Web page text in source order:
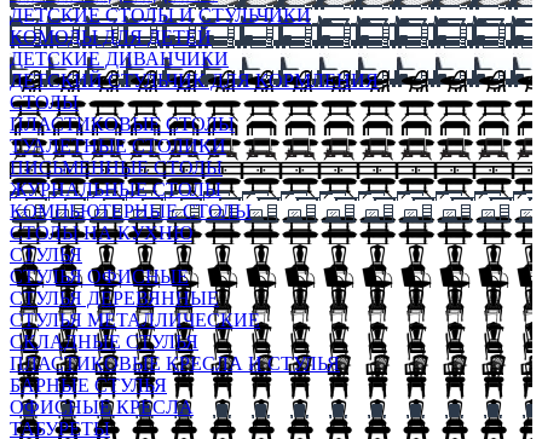
ДЕТСКИЕ СТОЛЫ И СТУЛЬЧИКИ
КОМОДЫ ДЛЯ ДЕТЕЙ
ДЕТСКИЕ ДИВАНЧИКИ
ДЕТСКИЙ СТУЛЬЧИК ДЛЯ КОРМЛЕНИЯ
СТОЛЫ
ПЛАСТИКОВЫЕ СТОЛЫ
ТУАЛЕТНЫЕ СТОЛИКИ
ПИСЬМЕННЫЕ СТОЛЫ
ЖУРНАЛЬНЫЕ СТОЛЫ
КОМПЬЮТЕРНЫЕ СТОЛЫ
СТОЛЫ НА КУХНЮ
СТУЛЬЯ
СТУЛЬЯ ОФИСНЫЕ
СТУЛЬЯ ДЕРЕВЯННЫЕ
СТУЛЬЯ МЕТАЛЛИЧЕСКИЕ
СКЛАДНЫЕ СТУЛЬЯ
ПЛАСТИКОВЫЕ КРЕСЛА И СТУЛЬЯ
БАРНЫЕ СТУЛЬЯ
ОФИСНЫЕ КРЕСЛА
ТАБУРЕТЫ